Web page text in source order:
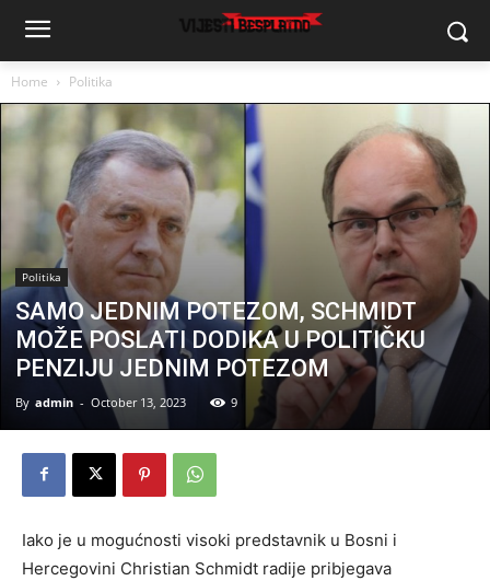
Home Politika
Politika
SAMO JEDNIM POTEZOM, SCHMIDT
MOŽE POSLATI DODIKA U POLITIČKU
PENZIJU JEDNIM POTEZOM
By admin - October 13, 2023 9
Iako je u mogućnosti visoki predstavnik u Bosni i
Hercegovini Christian Schmidt radije pribjegava